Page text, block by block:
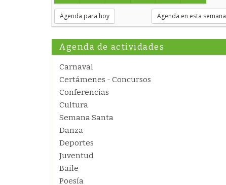
Agenda para hoy Agenda en esta semana
Agenda de actividades
Carnaval
Certámenes - Concursos
Conferencias
Cultura
Semana Santa
Danza
Deportes
Juventud
Baile
Poesía